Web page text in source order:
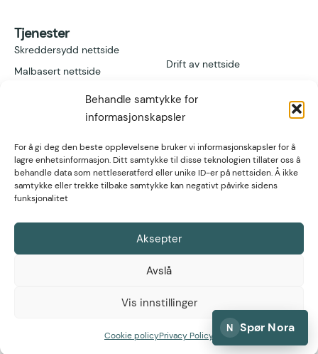
Behandle samtykke for
informasjonskapsler
For å gi deg den beste opplevelsene bruker vi informasjonskapsler for å
lagre enhetsinformasjon. Ditt samtykke til disse teknologien tillater oss å
behandle data som nettleseratferd eller unike ID-er på nettsiden. Å ikke
samtykke eller trekke tilbake samtykke kan negativt påvirke sidens
funksjonalitet
Aksepter
Avslå
Vis innstillinger
Cookie policyPrivacy Policy
Tjenester
Skreddersydd nettside
Malbasert nettside
Drift av nettside
Vil du bli reseller?
Lenker
Referanser
Artikler
Kontakt
Høgvollvegen 51A,
2312 Ottestad
post@nettsmed.no
Org nr. 934 297
Personvernerklæring
© 2026 Nettsmed
N Spør Nora